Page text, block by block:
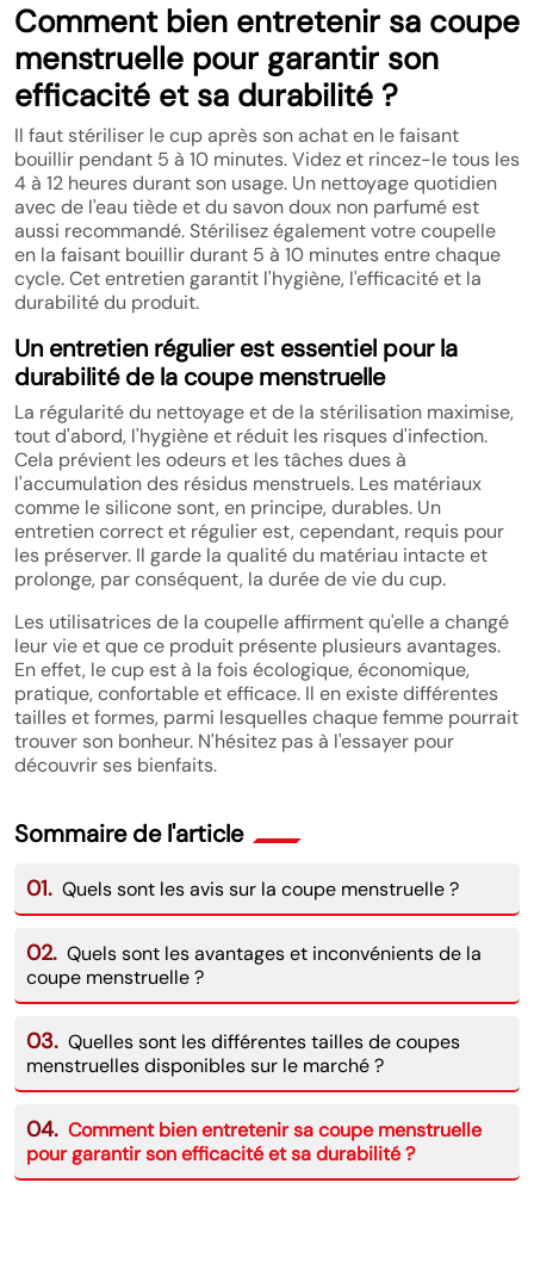
Comment bien entretenir sa coupe
menstruelle pour garantir son
efficacité et sa durabilité ?
Il faut stériliser le cup après son achat en le faisant
bouillir pendant 5 à 10 minutes. Videz et rincez-le tous les
4 à 12 heures durant son usage. Un nettoyage quotidien
avec de l'eau tiède et du savon doux non parfumé est
aussi recommandé. Stérilisez également votre coupelle
en la faisant bouillir durant 5 à 10 minutes entre chaque
cycle. Cet entretien garantit l'hygiène, l'efficacité et la
durabilité du produit.
Un entretien régulier est essentiel pour la
durabilité de la coupe menstruelle
La régularité du nettoyage et de la stérilisation maximise,
tout d'abord, l'hygiène et réduit les risques d'infection.
Cela prévient les odeurs et les tâches dues à
l'accumulation des résidus menstruels. Les matériaux
comme le silicone sont, en principe, durables. Un
entretien correct et régulier est, cependant, requis pour
les préserver. Il garde la qualité du matériau intacte et
prolonge, par conséquent, la durée de vie du cup.
Les utilisatrices de la coupelle affirment qu'elle a changé
leur vie et que ce produit présente plusieurs avantages.
En effet, le cup est à la fois écologique, économique,
pratique, confortable et efficace. Il en existe différentes
tailles et formes, parmi lesquelles chaque femme pourrait
trouver son bonheur. N'hésitez pas à l'essayer pour
découvrir ses bienfaits.
Sommaire de l'article
01. Quels sont les avis sur la coupe menstruelle ?
02. Quels sont les avantages et inconvénients de la
coupe menstruelle ?
03. Quelles sont les différentes tailles de coupes
menstruelles disponibles sur le marché ?
04. Comment bien entretenir sa coupe menstruelle
pour garantir son efficacité et sa durabilité ?